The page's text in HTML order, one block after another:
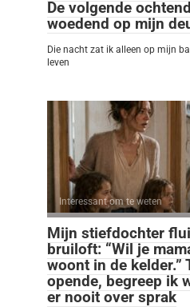
De volgende
woedend op mijn
Die nacht zat ik alleen op mijn
leven
Interessant om te weten
Mijn stiefdochter
bruiloft: “Wil je
woont in de kelder.”
opende, begreep ik
er nooit over sprak